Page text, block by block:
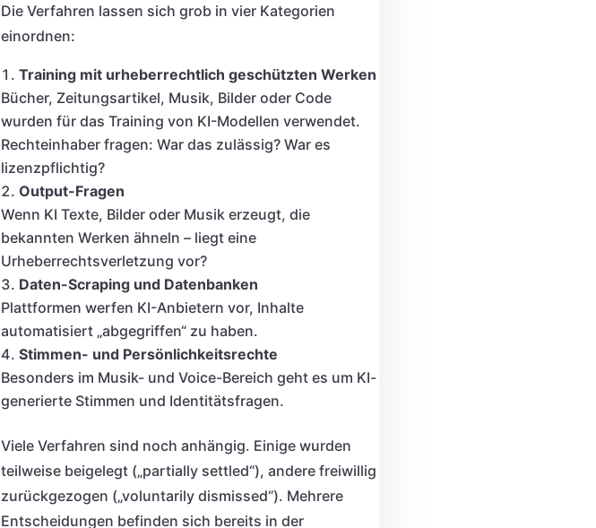
Die Verfahren lassen sich grob in vier Kategorien
einordnen:
Training mit urheberrechtlich geschützten Werken
Bücher, Zeitungsartikel, Musik, Bilder oder Code
wurden für das Training von KI-Modellen verwendet.
Rechteinhaber fragen: War das zulässig? War es
lizenzpflichtig?
Output-Fragen
Wenn KI Texte, Bilder oder Musik erzeugt, die
bekannten Werken ähneln – liegt eine
Urheberrechtsverletzung vor?
Daten-Scraping und Datenbanken
Plattformen werfen KI-Anbietern vor, Inhalte
automatisiert „abgegriffen“ zu haben.
Stimmen- und Persönlichkeitsrechte
Besonders im Musik- und Voice-Bereich geht es um KI-
generierte Stimmen und Identitätsfragen.
Viele Verfahren sind noch anhängig. Einige wurden
teilweise beigelegt („partially settled“), andere freiwillig
zurückgezogen („voluntarily dismissed“). Mehrere
Entscheidungen befinden sich bereits in der